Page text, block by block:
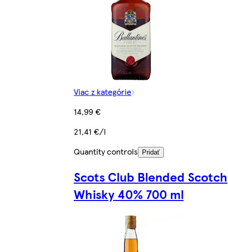
Viac z kategórie
14,99 €
21,41 €/l
Quantity controls
Pridať
Scots Club Blended Scotch
Whisky 40% 700 ml